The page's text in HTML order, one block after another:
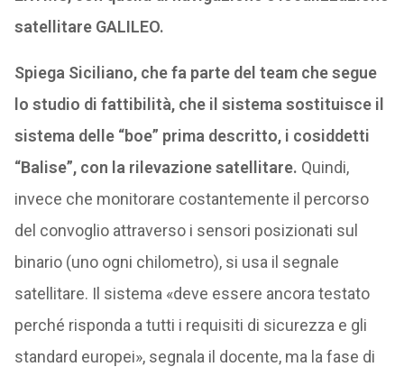
satellitare GALILEO.
Spiega Siciliano, che fa parte del team che segue
lo studio di fattibilità, che il sistema sostituisce il
sistema delle “boe” prima descritto, i cosiddetti
“Balise”, con la rilevazione satellitare. Quindi,
invece che monitorare costantemente il percorso
del convoglio attraverso i sensori posizionati sul
binario (uno ogni chilometro), si usa il segnale
satellitare. Il sistema «deve essere ancora testato
perché risponda a tutti i requisiti di sicurezza e gli
standard europei», segnala il docente, ma la fase di